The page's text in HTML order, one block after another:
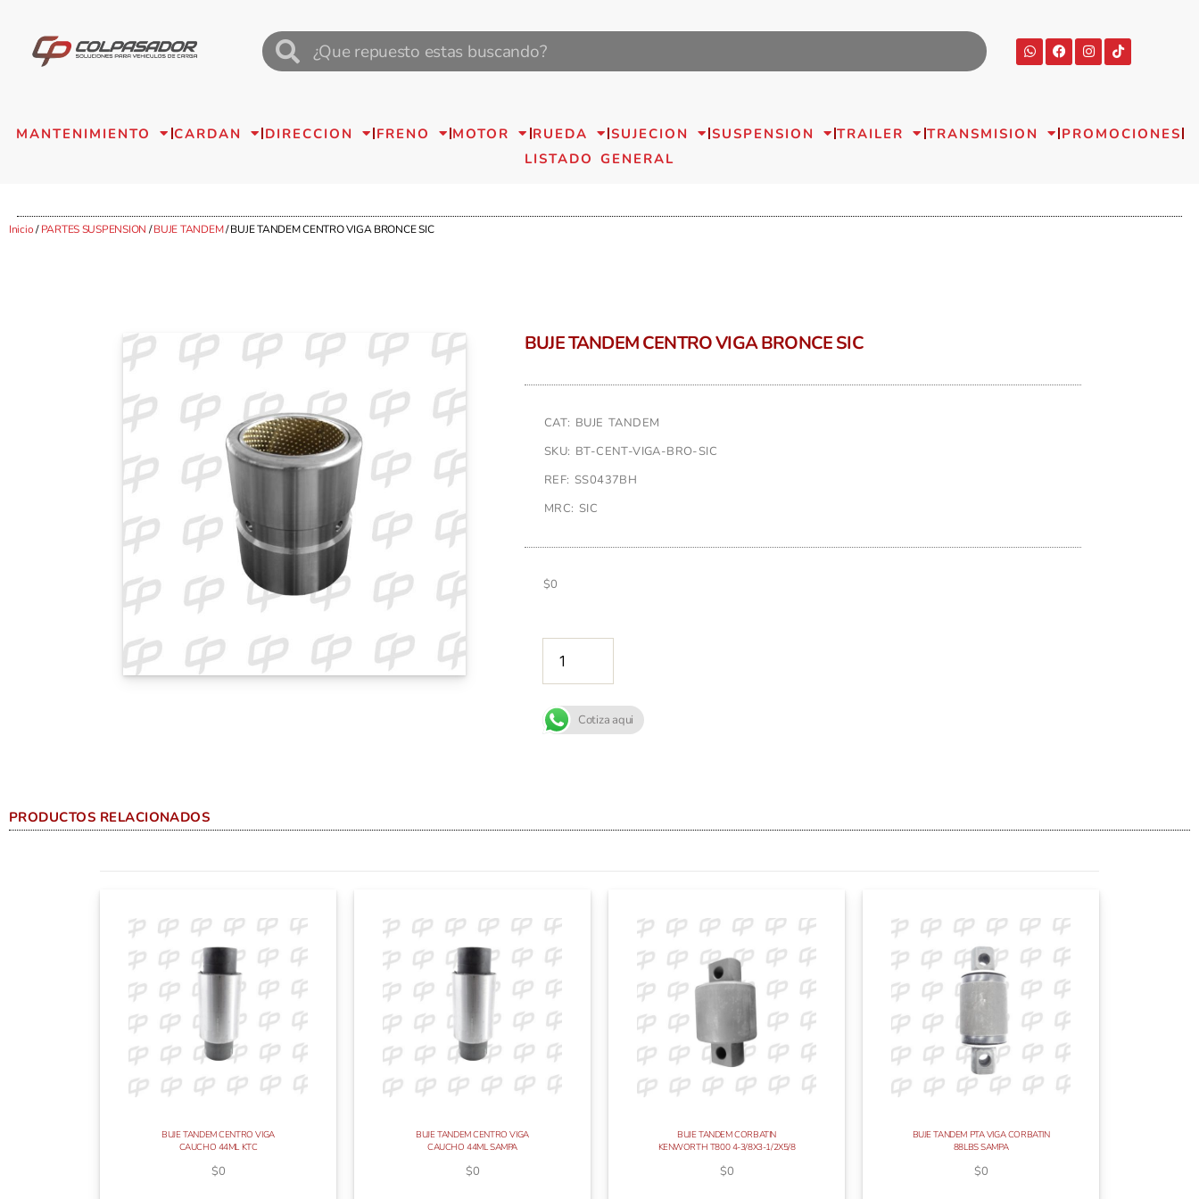
MANTENIMIENTO CARDAN DIRECCION FRENO MOTOR RUEDA SUJECION SUSPENSION TRAILER TRANSMISION
PROMOCIONES
LISTADO GENERAL
Inicio/PARTES SUSPENSION /BUJE TANDEM/ BUJE TANDEM CENTRO VIGA BRONCE SIC
BUJE TANDEM CENTRO VIGA BRONCE SIC
CAT: BUJE TANDEM
SKU: BT-CENT-VIGA-BRO-SIC
REF: SS0437BH
MRC: SIC
$0
Cotiza aqui
PRODUCTOS RELACIONADOS
BUJE TANDEM CENTRO VIGA
CAUCHO 44ML KTC
$0
BUJE TANDEM CENTRO VIGA
CAUCHO 44ML SAMPA
$0
BUJE TANDEM CORBATIN
KENWORTH T800 4-3/8X3-1/2X5/8
$0
BUJE TANDEM PTA VIGA CORBATIN
88LBS SAMPA
$0